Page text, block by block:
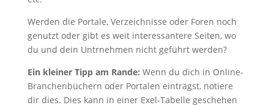
Werden die Portale, Verzeichnisse oder Foren noch
genutzt oder gibt es weit interessantere Seiten, wo
du und dein Untrnehmen nicht geführt werden?
Ein kleiner Tipp am Rande: Wenn du dich in Online-
Branchenbüchern oder Portalen einträgst, notiere
dir dies. Dies kann in einer Exel-Tabelle geschehen